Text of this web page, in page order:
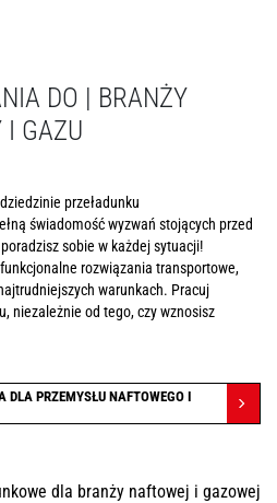
DO | BRANŻY
I GAZU
przeładunku
świadomość wyzwań stojących przed
sobie w każdej sytuacji!
rozwiązania transportowe,
warunkach. Pracuj
niezależnie od tego, czy wznosisz
PRZEMYSŁU NAFTOWEGO I
dla branży naftowej i gazowej